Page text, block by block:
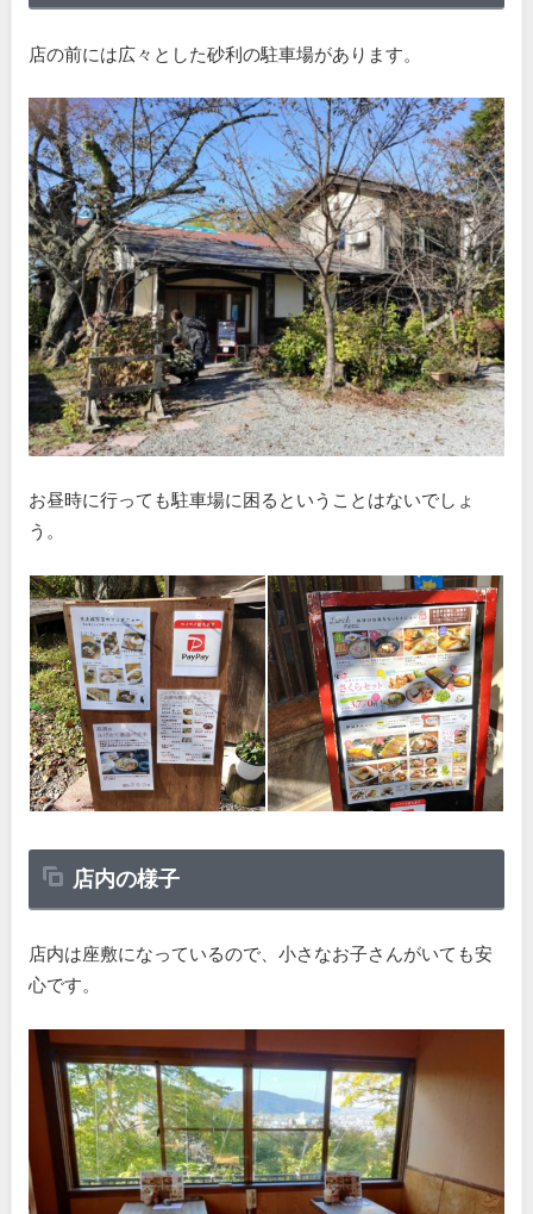
店の前には広々とした砂利の駐車場があります。
お昼時に行っても駐車場に困るということはないでしょ
う。
店内の様子
店内は座敷になっているので、小さなお子さんがいても安
心です。